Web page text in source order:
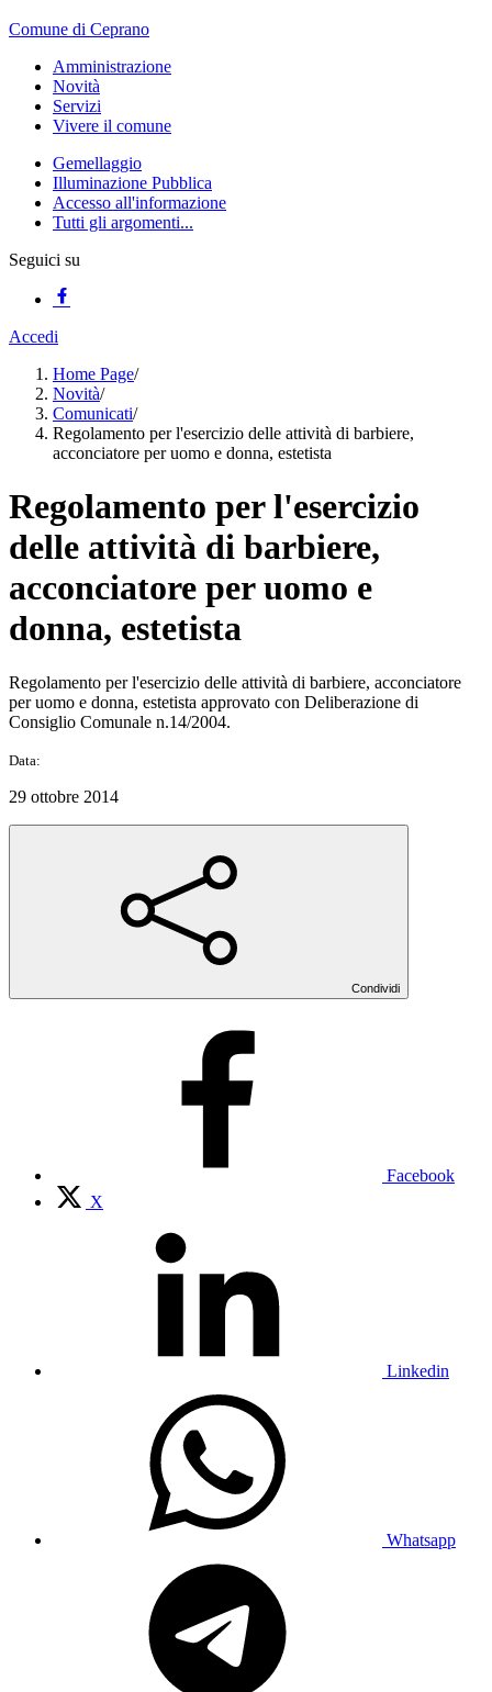
Comune di Ceprano
Amministrazione
Novità
Servizi
Vivere il comune
Gemellaggio
Illuminazione Pubblica
Accesso all'informazione
Tutti gli argomenti...
Seguici su
Accedi
Home Page/
Novità/
Comunicati/
Regolamento per l'esercizio delle attività di barbiere,
acconciatore per uomo e donna, estetista
Regolamento per l'esercizio
delle attività di barbiere,
acconciatore per uomo e
donna, estetista
Regolamento per l'esercizio delle attività di barbiere, acconciatore
per uomo e donna, estetista approvato con Deliberazione di
Consiglio Comunale n.14/2004.
Data:
29 ottobre 2014
Condividi
Facebook
X
Linkedin
Whatsapp